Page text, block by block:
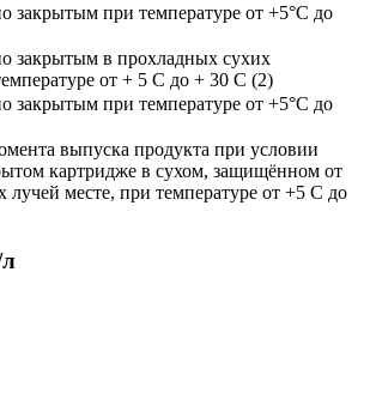
закрытым при температуре от +5°C до
закрытым в прохладных сухих
от + 5 С до + 30 С (2)
закрытым при температуре от +5°C до
выпуска продукта при условии
картридже в сухом, защищённом от
месте, при температуре от +5 C до